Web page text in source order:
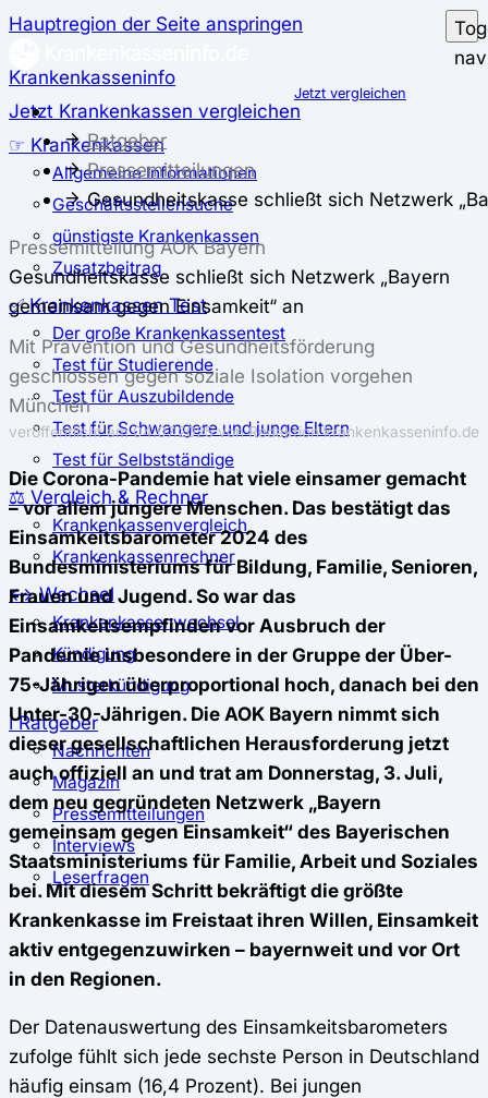
Hauptregion der Seite anspringen
Krankenkasseninfo
Jetzt Krankenkassen vergleichen
☞ Krankenkassen
Allgemeine Informationen
Geschäftsstellensuche
günstigste Krankenkassen
Zusatzbeitrag
✅ Krankenkassen Test
Der große Krankenkassentest
Test für Studierende
Test für Auszubildende
Test für Schwangere und junge Eltern
Test für Selbstständige
⚖️ Vergleich & Rechner
Krankenkassenvergleich
Krankenkassenrechner
↔ Wechsel
Krankenkassenwechsel
Kündigung
Musterkündigung
ℹ Ratgeber
Nachrichten
Magazin
Pressemitteilungen
Interviews
Leserfragen
Jetzt vergleichen
Ratgeber
Pressemitteilungen
Gesundheitskasse schließt sich Netzwerk
Pressemitteilung AOK Bayern
Gesundheitskasse schließt sich Netzwerk „Bayern
gemeinsam gegen Einsamkeit“ an
Mit Prävention und Gesundheitsförderung
geschlossen gegen soziale Isolation vorgehen
München
veröffentlicht am 04.07.2025 von Redaktion krankenkasseninfo.de
Die Corona-Pandemie hat viele einsamer gemacht
– vor allem jüngere Menschen. Das bestätigt das
Einsamkeitsbarometer 2024 des
Bundesministeriums für Bildung, Familie, Senioren,
Frauen und Jugend. So war das
Einsamkeitsempfinden vor Ausbruch der
Pandemie insbesondere in der Gruppe der Über-
75-Jährigen überproportional hoch, danach bei den
Unter-30-Jährigen. Die AOK Bayern nimmt sich
dieser gesellschaftlichen Herausforderung jetzt
auch offiziell an und trat am Donnerstag, 3. Juli,
dem neu gegründeten Netzwerk „Bayern
gemeinsam gegen Einsamkeit“ des Bayerischen
Staatsministeriums für Familie, Arbeit und Soziales
bei. Mit diesem Schritt bekräftigt die größte
Krankenkasse im Freistaat ihren Willen, Einsamkeit
aktiv entgegenzuwirken – bayernweit und vor Ort
in den Regionen.
Der Datenauswertung des Einsamkeitsbarometers
zufolge fühlt sich jede sechste Person in Deutschland
häufig einsam (16,4 Prozent). Bei jungen